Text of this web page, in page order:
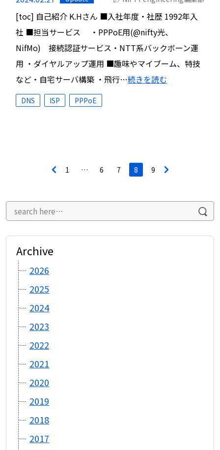
[toc] 自己紹介 K.Hさん ■入社年度・社歴 1992年入
社 ■担当サービス ・PPPoE用(@nifty光、
NifMo) 接続認証サービス・NTT系バックボーン運
用 ・ダイヤルアップ運用 ■趣味やマイブーム、特技
など・自宅サーバ構築 ・飛行…続きを読む
DNS ISP PPPoE
ー
ョ
1 … 6 7 8 9
Archive
2026
2025
2024
2023
2022
2021
2020
2019
2018
2017